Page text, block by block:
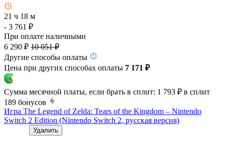
21 ч 18 м
- 3 761 ₽
При оплате наличными
6 290 ₽ 10 051 ₽
Другие способы оплаты
Цена при других способах оплаты 7 171 ₽
Сумма месячной платы, если брать в сплит: 1 793 ₽ в сплит
189 бонусов
Игра The Legend of Zelda: Tears of the Kingdom – Nintendo
Switch 2 Edition (Nintendo Switch 2, русская версия)
Удалить